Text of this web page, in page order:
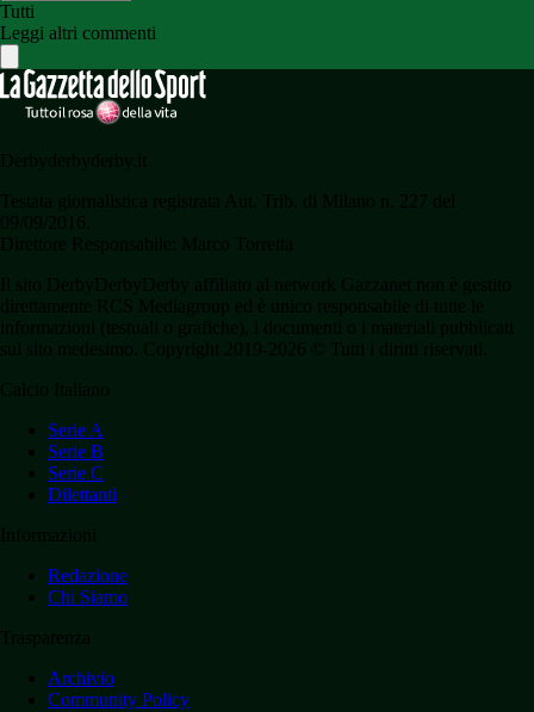
Tutti
Leggi altri commenti
Serie A
Serie B
Serie C
Dilettanti
Redazione
Chi Siamo
Archivio
Community Policy